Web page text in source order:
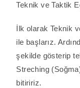
Teknik ve Taktik
İlk olarak Teknik
ile başlarız.
şekilde gösterip
Streching
bitiririz.